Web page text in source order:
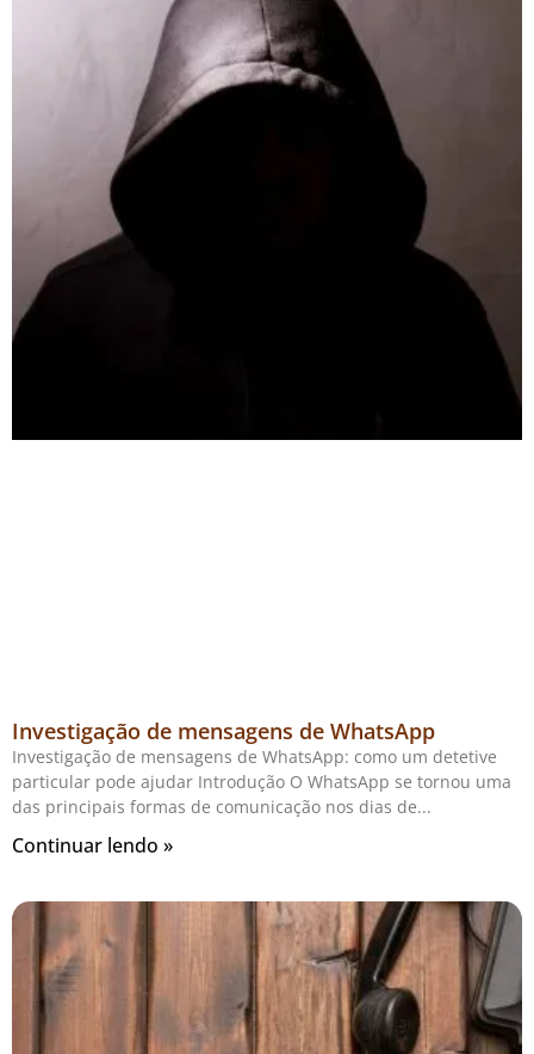
Investigação de mensagens de WhatsApp
Investigação de mensagens de WhatsApp: como um detetive
particular pode ajudar Introdução O WhatsApp se tornou uma
das principais formas de comunicação nos dias de
Continuar lendo »